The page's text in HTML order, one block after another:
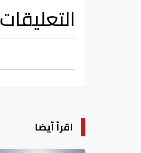
التعليقات
اقرأ أيضا